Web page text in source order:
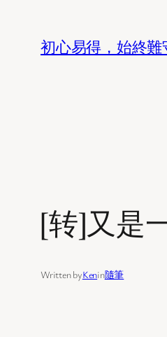
初心易得，始終難
[转]又是
Written byKenin隨筆